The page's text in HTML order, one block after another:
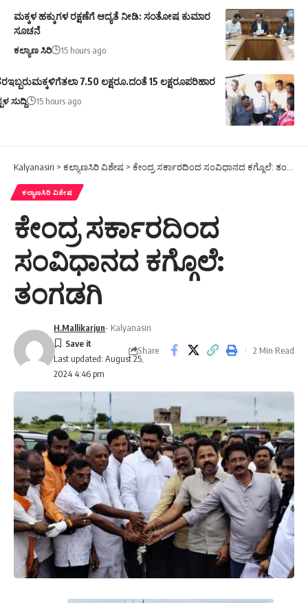
ಮಕ್ಕಳ ಹಕ್ಕುಗಳ ರಕ್ಷಣೆಗೆ ಆದ್ಯತೆ ನೀಡಿ: ಸಂತೋಷ ಕುಮಾರ
ಸೂಚನೆ
ಕಲ್ಯಾಣ ಸಿರಿ 15 hours ago
7.50 ಲಕ್ಷರೂ.ದಂತೆ 15 ಲಕ್ಷರೂಪರಿಹಾರ
ಸುದ್ದಿ 15 hours ago
Kalyanasiri > ಕಲ್ಯಾಣಸಿರಿ ವಿಶೇಷ > ಕೇಂದ್ರ ಸರ್ಕಾರದಿಂದ ಸಂವಿಧಾನದ ಕಗ್ಗೊಲೆ: ತಂಗಡಗಿ
ಕಲ್ಯಾಣಸಿರಿ ವಿಶೇಷ
ಕೇಂದ್ರ ಸರ್ಕಾರದಿಂದ
ಸಂವಿಧಾನದ ಕಗ್ಗೊಲೆ:
ತಂಗಡಗಿ
Last updated: August 25,
2024 4:46 pm
H.Mallikarjun- Kalyanasiri
Share 2 Min Read